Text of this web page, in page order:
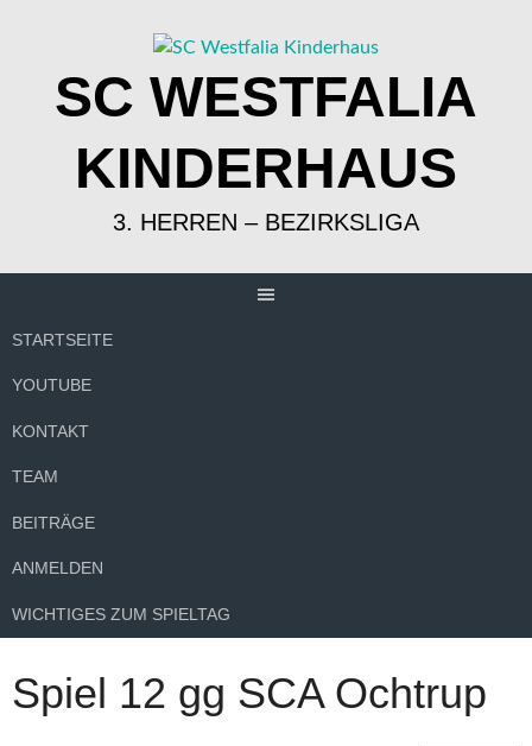
SC WESTFALIA
KINDERHAUS
3. HERREN – BEZIRKSLIGA
STARTSEITE
YOUTUBE
KONTAKT
TEAM
BEITRÄGE
ANMELDEN
WICHTIGES ZUM SPIELTAG
Spiel 12 gg SCA Ochtrup